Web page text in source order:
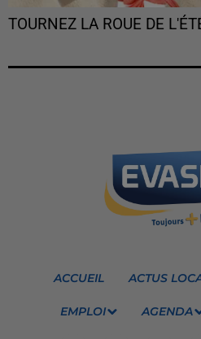
TOURNEZ LA ROUE DE
ACCUEIL ACTUS
EMPLOI AGENDA